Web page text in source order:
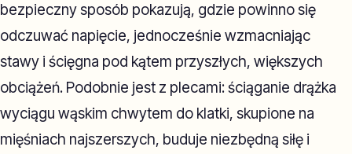
bezpieczny sposób pokazują, gdzie powinno się
odczuwać napięcie, jednocześnie wzmacniając
stawy i ścięgna pod kątem przyszłych, większych
obciążeń. Podobnie jest z plecami: ściąganie drążka
wyciągu wąskim chwytem do klatki, skupione na
mięśniach najszerszych, buduje niezbędną siłę i